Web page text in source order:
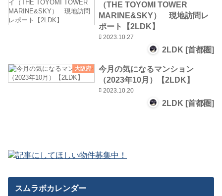
（THE TOYOMI TOWER
MARINE&SKY） 現地訪問レ
ポート【2LDK】
2023.10.27
2LDK [首都圏]
大阪府
今月の気になるマンション
（2023年10月）【2LDK】
2023.10.20
2LDK [首都圏]
スムラボカレンダー